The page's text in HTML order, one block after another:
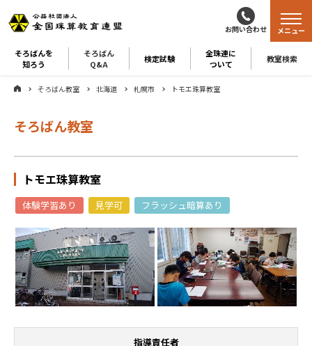
お問い合わせ
そろばんを
知ろう
そろばん
Q&A
検定試験
全珠連に
ついて
教室検索
メニュー
そろばん教室 北海道 札幌市 トモエ珠算教室
そろばん教室
トモエ珠算教室
体験学習あり 見学可 フラッシュ暗算あり
指導責任者